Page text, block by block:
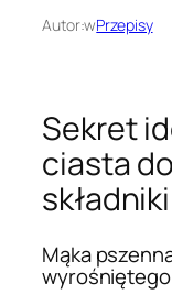
Autor:wPrzepisy
Sekret
ciasta
Mąka